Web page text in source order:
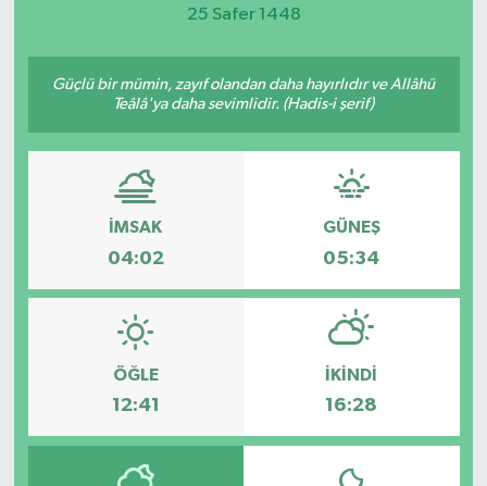
25 Safer 1448
Güçlü bir mümin, zayıf olandan daha hayırlıdır ve Allâhü
Teâlâ'ya daha sevimlidir. (Hadis-i şerif)
İMSAK
04:02
GÜNEŞ
05:34
ÖĞLE
12:41
İKINDI
16:28
Etkinlikler